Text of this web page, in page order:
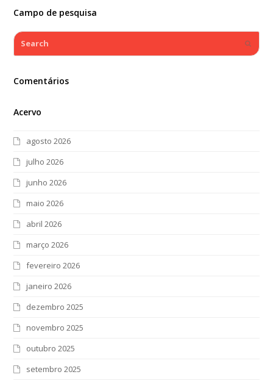
Campo de pesquisa
Search
Comentários
Acervo
agosto 2026
julho 2026
junho 2026
maio 2026
abril 2026
março 2026
fevereiro 2026
janeiro 2026
dezembro 2025
novembro 2025
outubro 2025
setembro 2025